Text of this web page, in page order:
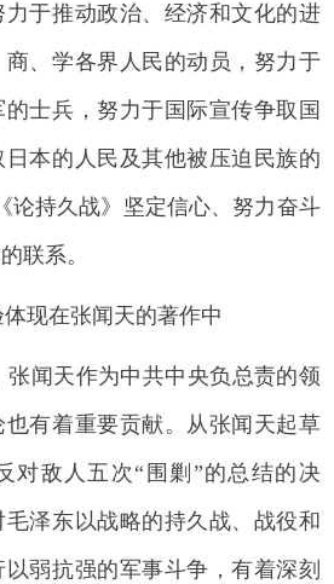
于推动政治、经济和文化的进
、学各界人民的动员，努力于
士兵，努力于国际宣传争取国
日本的人民及其他被压迫民族的
论持久战》坚定信心、努力奋斗
联系。
体现在张闻天的著作中
张闻天作为中共中央负总责的领
有着重要贡献。从张闻天起草
对敌人五次“围剿”的总结的决
泽东以战略的持久战、战役和
弱抗强的军事斗争，有着深刻